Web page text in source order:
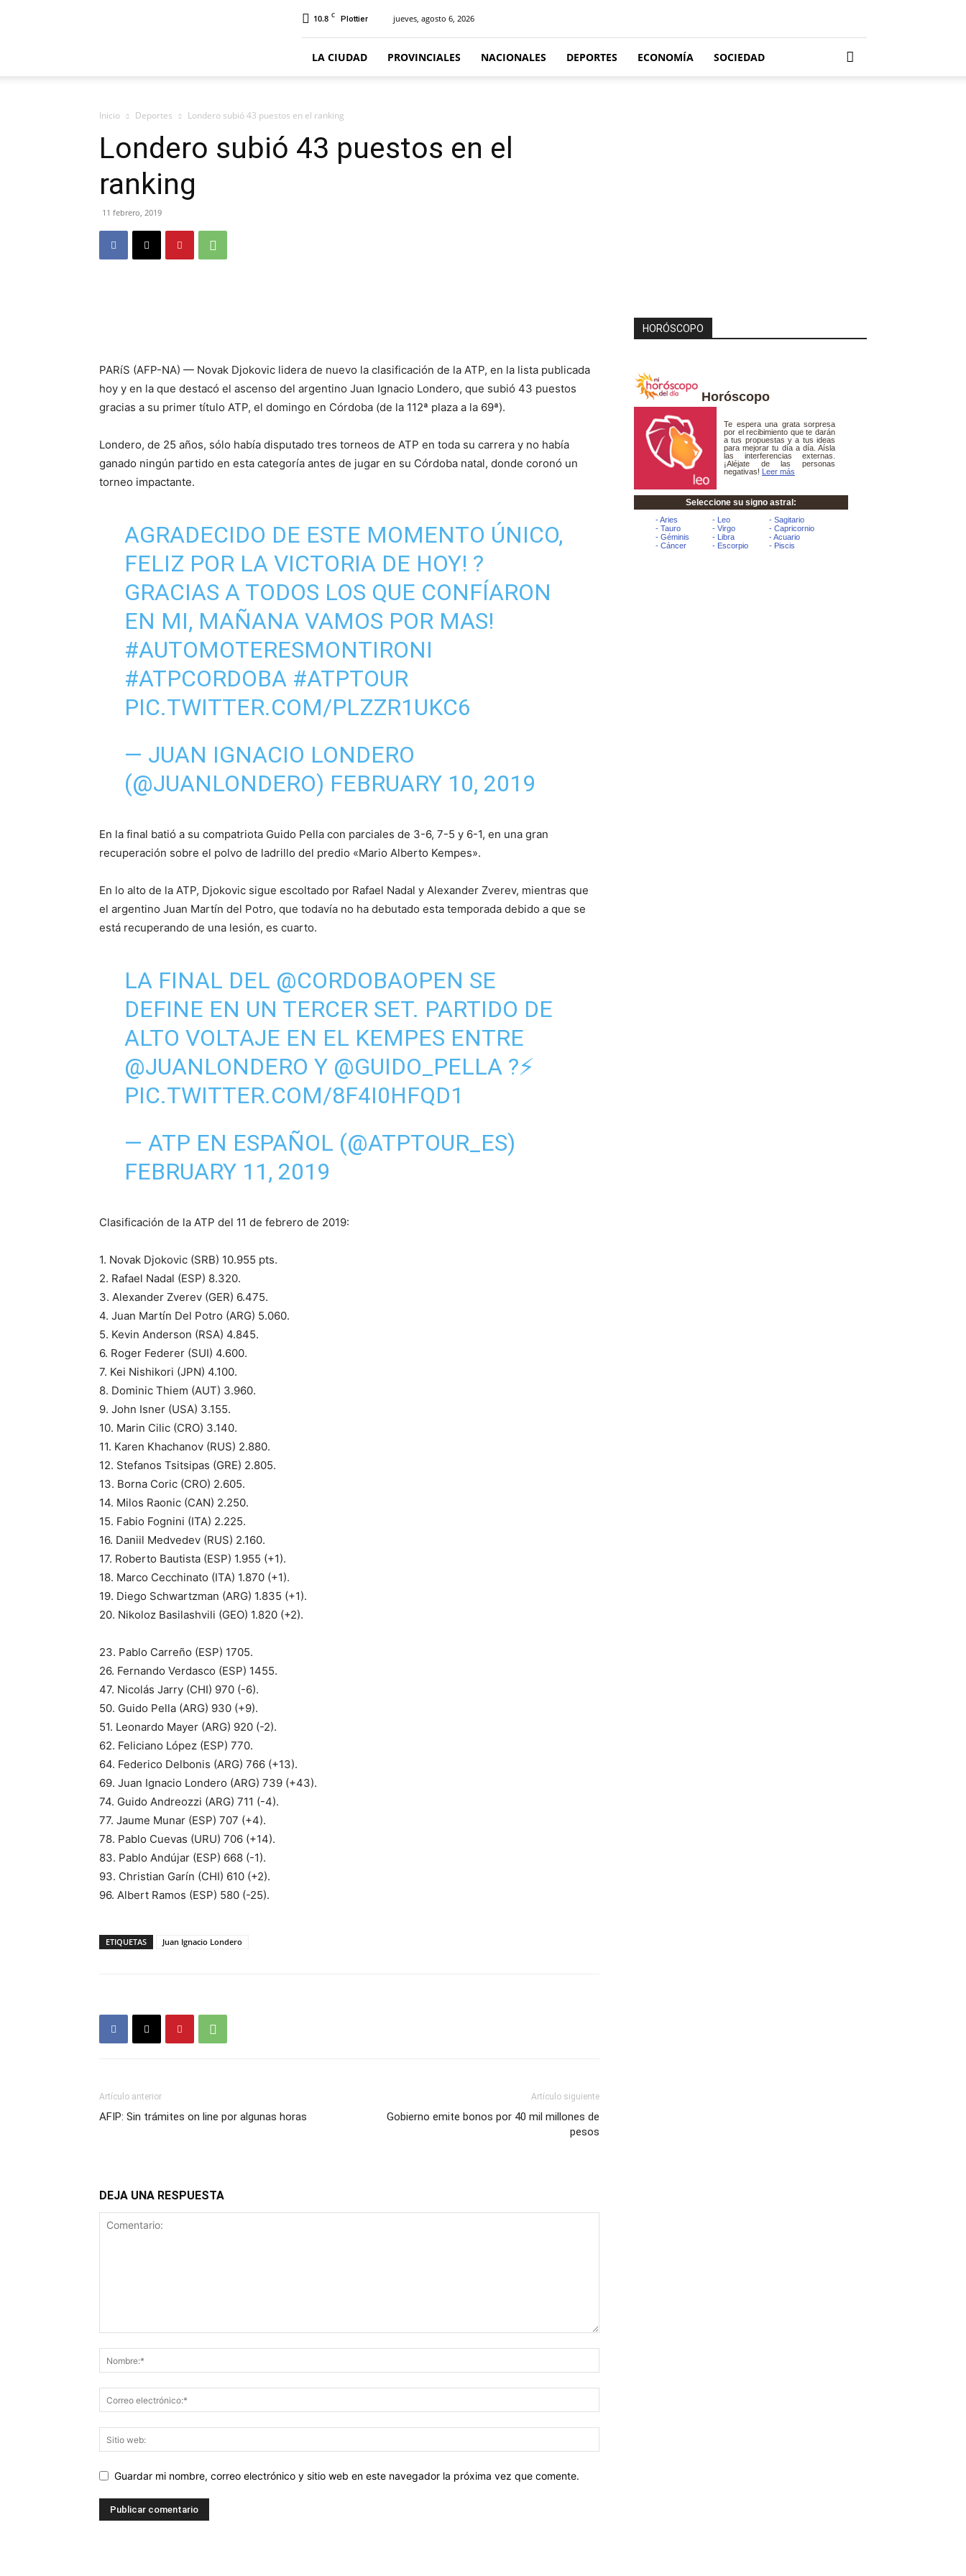
10.8 C Plottier jueves, agosto 6, 2026
LA CIUDAD PROVINCIALES NACIONALES DEPORTES ECONOMÍA SOCIEDAD
Inicio Deportes Londero subió 43 puestos en el ranking
Londero subió 43 puestos en el
ranking
11 febrero, 2019
PARíS (AFP-NA) — Novak Djokovic lidera de nuevo la clasificación de la ATP, en la lista publicada
hoy y en la que destacó el ascenso del argentino Juan Ignacio Londero, que subió 43 puestos
gracias a su primer título ATP, el domingo en Córdoba (de la 112ª plaza a la 69ª).
Londero, de 25 años, sólo había disputado tres torneos de ATP en toda su carrera y no había
ganado ningún partido en esta categoría antes de jugar en su Córdoba natal, donde coronó un
torneo impactante.
AGRADECIDO DE ESTE MOMENTO ÚNICO,
FELIZ POR LA VICTORIA DE HOY! ?
GRACIAS A TODOS LOS QUE CONFÍARON
EN MI, MAÑANA VAMOS POR MAS!
#AUTOMOTERESMONTIRONI
#ATPCORDOBA #ATPTOUR
PIC.TWITTER.COM/PLZZR1UKC6
— JUAN IGNACIO LONDERO
(@JUANLONDERO) FEBRUARY 10, 2019
En la final batió a su compatriota Guido Pella con parciales de 3-6, 7-5 y 6-1, en una gran
recuperación sobre el polvo de ladrillo del predio «Mario Alberto Kempes».
En lo alto de la ATP, Djokovic sigue escoltado por Rafael Nadal y Alexander Zverev, mientras que
el argentino Juan Martín del Potro, que todavía no ha debutado esta temporada debido a que se
está recuperando de una lesión, es cuarto.
LA FINAL DEL @CORDOBAOPEN SE
DEFINE EN UN TERCER SET. PARTIDO DE
ALTO VOLTAJE EN EL KEMPES ENTRE
@JUANLONDERO Y @GUIDO_PELLA?⚡️
PIC.TWITTER.COM/8F4I0HFQD1
— ATP EN ESPAÑOL (@ATPTOUR_ES)
FEBRUARY 11, 2019
Clasificación de la ATP del 11 de febrero de 2019:
1. Novak Djokovic (SRB) 10.955 pts.
2. Rafael Nadal (ESP) 8.320.
3. Alexander Zverev (GER) 6.475.
4. Juan Martín Del Potro (ARG) 5.060.
5. Kevin Anderson (RSA) 4.845.
6. Roger Federer (SUI) 4.600.
7. Kei Nishikori (JPN) 4.100.
8. Dominic Thiem (AUT) 3.960.
9. John Isner (USA) 3.155.
10. Marin Cilic (CRO) 3.140.
11. Karen Khachanov (RUS) 2.880.
12. Stefanos Tsitsipas (GRE) 2.805.
13. Borna Coric (CRO) 2.605.
14. Milos Raonic (CAN) 2.250.
15. Fabio Fognini (ITA) 2.225.
16. Daniil Medvedev (RUS) 2.160.
17. Roberto Bautista (ESP) 1.955 (+1).
18. Marco Cecchinato (ITA) 1.870 (+1).
19. Diego Schwartzman (ARG) 1.835 (+1).
20. Nikoloz Basilashvili (GEO) 1.820 (+2).
23. Pablo Carreño (ESP) 1705.
26. Fernando Verdasco (ESP) 1455.
47. Nicolás Jarry (CHI) 970 (-6).
50. Guido Pella (ARG) 930 (+9).
51. Leonardo Mayer (ARG) 920 (-2).
62. Feliciano López (ESP) 770.
64. Federico Delbonis (ARG) 766 (+13).
69. Juan Ignacio Londero (ARG) 739 (+43).
74. Guido Andreozzi (ARG) 711 (-4).
77. Jaume Munar (ESP) 707 (+4).
78. Pablo Cuevas (URU) 706 (+14).
83. Pablo Andújar (ESP) 668 (-1).
93. Christian Garín (CHI) 610 (+2).
96. Albert Ramos (ESP) 580 (-25).
ETIQUETAS Juan Ignacio Londero
Artículo anterior
AFIP: Sin trámites on line por algunas horas
Artículo siguiente
Gobierno emite bonos por 40 mil millones de
pesos
DEJA UNA RESPUESTA
Guardar mi nombre, correo electrónico y sitio web en este navegador la próxima vez que comente.
HORÓSCOPO
Horóscopo